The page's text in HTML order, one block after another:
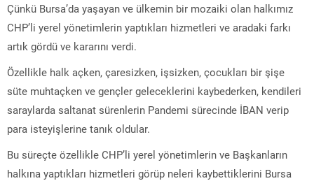
Çünkü Bursa’da yaşayan ve ülkemin bir mozaiki olan halkımız
CHP’li yerel yönetimlerin yaptıkları hizmetleri ve aradaki farkı
artık gördü ve kararını verdi.
Özellikle halk açken, çaresizken, işsizken, çocukları bir şişe
süte muhtaçken ve gençler geleceklerini kaybederken, kendileri
saraylarda saltanat sürenlerin Pandemi sürecinde İBAN verip
para isteyişlerine tanık oldular.
Bu süreçte özellikle CHP’li yerel yönetimlerin ve Başkanların
halkına yaptıkları hizmetleri görüp neleri kaybettiklerini Bursa